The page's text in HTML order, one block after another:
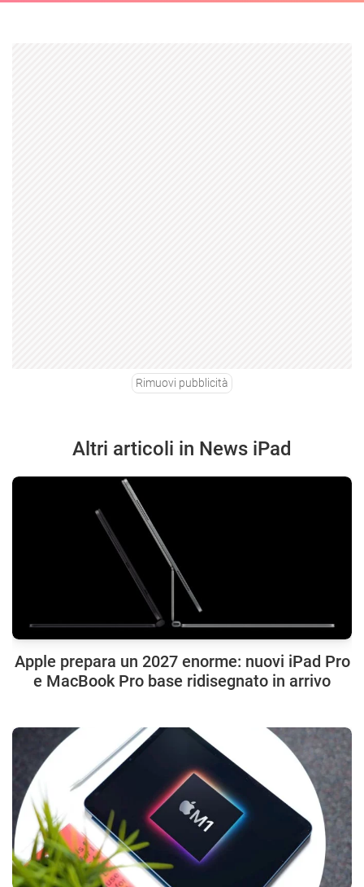
Rimuovi pubblicità
Altri articoli in News iPad
Apple prepara un 2027 enorme: nuovi iPad Pro
e MacBook Pro base ridisegnato in arrivo